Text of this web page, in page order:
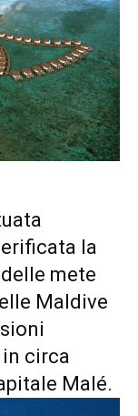
la
mete
Maldive
in circa
Malé.